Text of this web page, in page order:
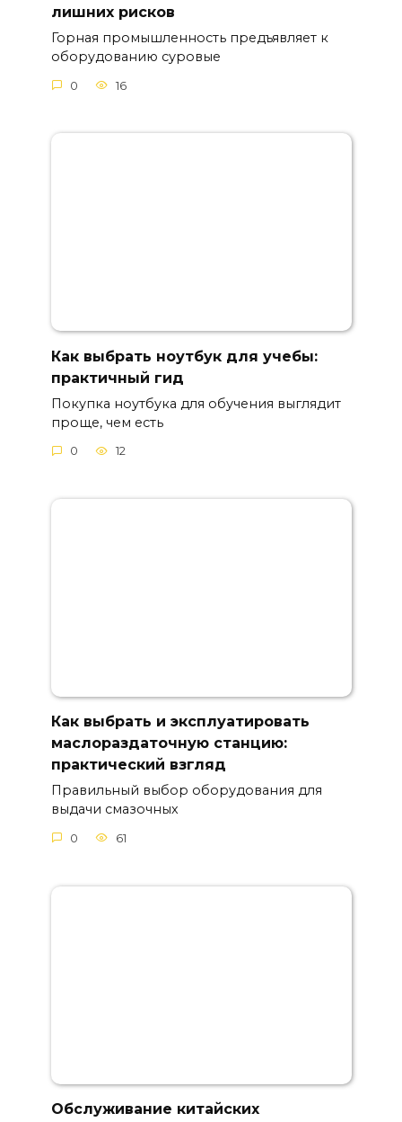
лишних рисков
Горная промышленность предъявляет к
оборудованию суровые
0 16
Как выбрать ноутбук для учебы:
практичный гид
Покупка ноутбука для обучения выглядит
проще, чем есть
0 12
Как выбрать и эксплуатировать
маслораздаточную станцию:
практический взгляд
Правильный выбор оборудования для
выдачи смазочных
0 61
Обслуживание китайских